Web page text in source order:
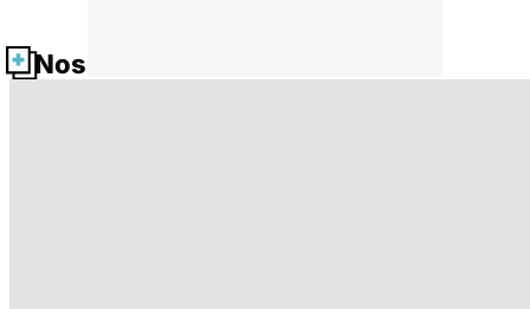
Nos fiches santé